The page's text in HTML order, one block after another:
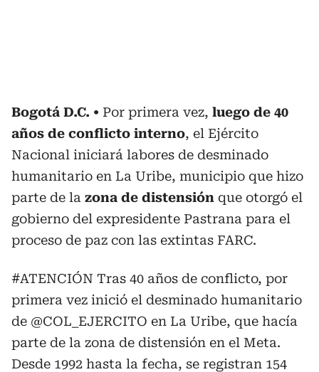
Bogotá D.C. Por primera vez, luego de 40
años de conflicto interno, el Ejército
Nacional iniciará labores de desminado
humanitario en La Uribe, municipio que hizo
parte de la zona de distensión que otorgó el
gobierno del expresidente Pastrana para el
proceso de paz con las extintas FARC.
#ATENCIÓN Tras 40 años de conflicto, por
primera vez inició el desminado humanitario
de @COL_EJERCITO en La Uribe, que hacía
parte de la zona de distensión en el Meta.
Desde 1992 hasta la fecha, se registran 154